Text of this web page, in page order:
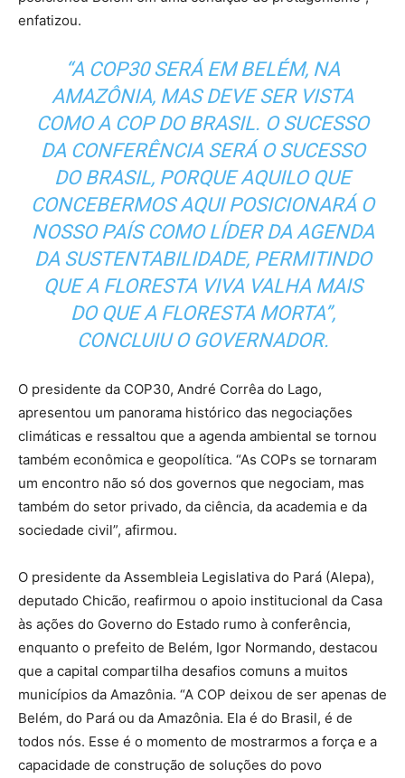
enfatizou.
“A COP30 SERÁ EM BELÉM, NA
AMAZÔNIA, MAS DEVE SER VISTA
COMO A COP DO BRASIL. O SUCESSO
DA CONFERÊNCIA SERÁ O SUCESSO
DO BRASIL, PORQUE AQUILO QUE
CONCEBERMOS AQUI POSICIONARÁ O
NOSSO PAÍS COMO LÍDER DA AGENDA
DA SUSTENTABILIDADE, PERMITINDO
QUE A FLORESTA VIVA VALHA MAIS
DO QUE A FLORESTA MORTA”,
CONCLUIU O GOVERNADOR.
O presidente da COP30, André Corrêa do Lago,
apresentou um panorama histórico das negociações
climáticas e ressaltou que a agenda ambiental se tornou
também econômica e geopolítica. “As COPs se tornaram
um encontro não só dos governos que negociam, mas
também do setor privado, da ciência, da academia e da
sociedade civil”, afirmou.
O presidente da Assembleia Legislativa do Pará (Alepa),
deputado Chicão, reafirmou o apoio institucional da Casa
às ações do Governo do Estado rumo à conferência,
enquanto o prefeito de Belém, Igor Normando, destacou
que a capital compartilha desafios comuns a muitos
municípios da Amazônia. “A COP deixou de ser apenas de
Belém, do Pará ou da Amazônia. Ela é do Brasil, é de
todos nós. Esse é o momento de mostrarmos a força e a
capacidade de construção de soluções do povo